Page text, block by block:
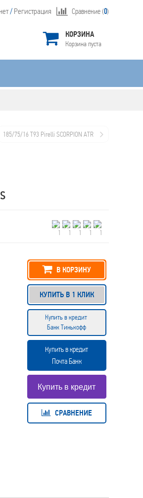
Сравнение (0)
/ Регистрация
КОРЗИНА
Корзина пуста
185/75/16 T93 Pirelli SCORPION ATR
В КОРЗИНУ
КУПИТЬ В 1 КЛИК
Купить в кредит
Банк Тинькофф
Купить в кредит
Почта Банк
СРАВНЕНИЕ